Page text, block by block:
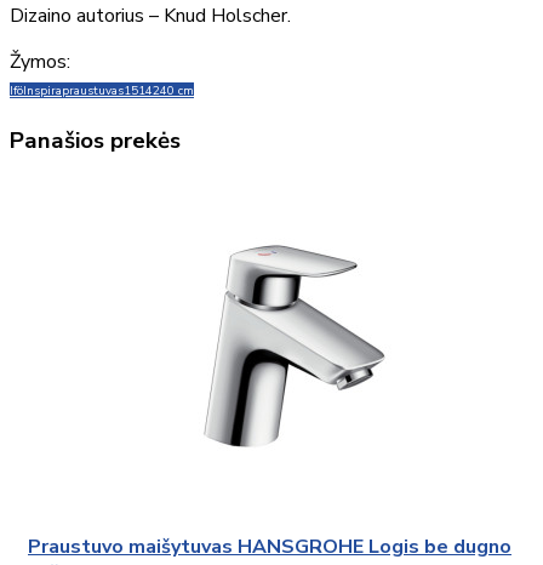
Dizaino autorius – Knud Holscher.
Žymos:
IföInspirapraustuvas1514240 cm
Panašios prekės
Praustuvo maišytuvas HANSGROHE Logis be dugno